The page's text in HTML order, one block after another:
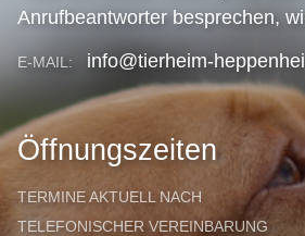
Anrufbeantworter besprechen,
E-MAIL: info@tierheim-
Öffnungszeiten
TERMINE AKTUELL NACH
TELEFONISCHER VEREINBARUNG